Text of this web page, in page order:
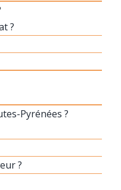
?
Pyrénées ?
?